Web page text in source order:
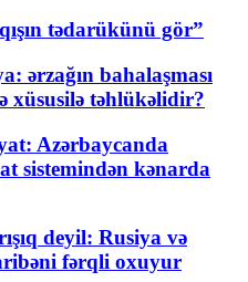
tədarükünü gör”
ərzağın bahalaşması
xüsusilə təhlükəlidir?
Azərbaycanda
sistemindən kənarda
deyil: Rusiya və
fərqli oxuyur